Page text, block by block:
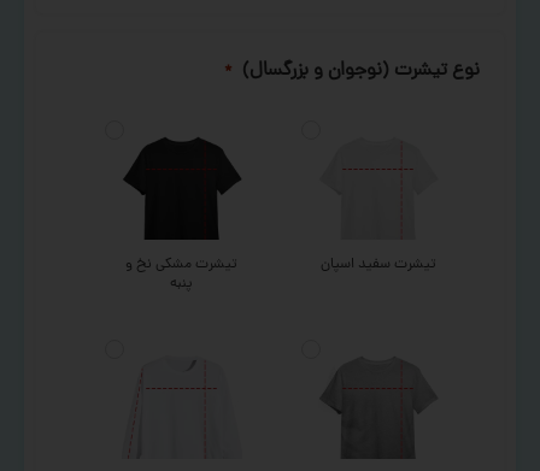
نوع تیشرت (نوجوان و بزرگسال) *
تیشرت سفید اسپان
تیشرت مشکی نخ و
پنبه